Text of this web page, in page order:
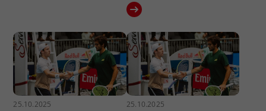
25.10.2025 25.10.2025